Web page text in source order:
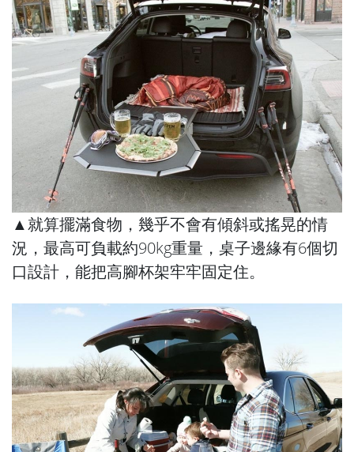
▲就算擺滿食物，幾乎不會有傾斜或搖晃的情
況，最高可負載約90kg重量，桌子邊緣有6個切
口設計，能把高腳杯架牢牢固定住。